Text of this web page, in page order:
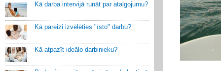
Kā darba intervijā runāt par atalgojumu?
Kā pareizi izvēlēties "īsto" darbu?
Kā atpazīt ideālo darbinieku?